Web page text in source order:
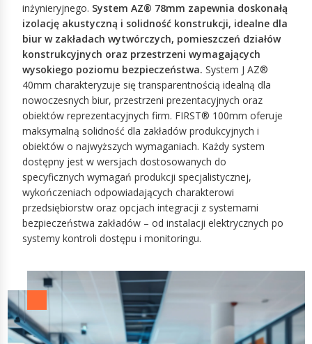
inżynieryjnego. System AZ® 78mm zapewnia doskonałą
izolację akustyczną i solidność konstrukcji, idealne dla
biur w zakładach wytwórczych, pomieszczeń działów
konstrukcyjnych oraz przestrzeni wymagających
wysokiego poziomu bezpieczeństwa. System J AZ®
40mm charakteryzuje się transparentnością idealną dla
nowoczesnych biur, przestrzeni prezentacyjnych oraz
obiektów reprezentacyjnych firm. FIRST® 100mm oferuje
maksymalną solidność dla zakładów produkcyjnych i
obiektów o najwyższych wymaganiach. Każdy system
dostępny jest w wersjach dostosowanych do
specyficznych wymagań produkcji specjalistycznej,
wykończeniach odpowiadających charakterowi
przedsiębiorstw oraz opcjach integracji z systemami
bezpieczeństwa zakładów – od instalacji elektrycznych po
systemy kontroli dostępu i monitoringu.